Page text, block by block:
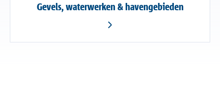
Gevels, waterwerken & havengebieden